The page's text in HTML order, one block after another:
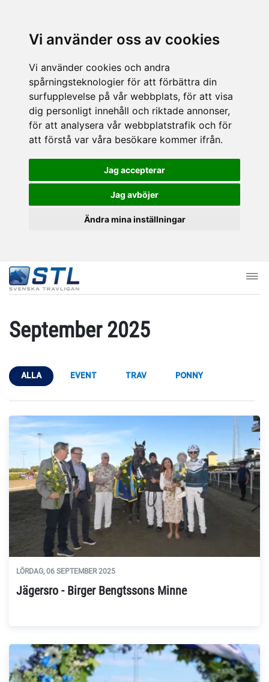
Vi använder oss av cookies
Vi använder cookies och andra
spårningsteknologier för att förbättra din
surfupplevelse på vår webbplats, för att visa
dig personligt innehåll och riktade annonser,
för att analysera vår webbplatstrafik och för
att förstå var våra besökare kommer ifrån.
Jag accepterar
Jag avböjer
Ändra mina inställningar
September 2025
ALLA EVENT TRAV PONNY
LÖRDAG, 06 SEPTEMBER 2025
Jägersro - Birger Bengtssons Minne